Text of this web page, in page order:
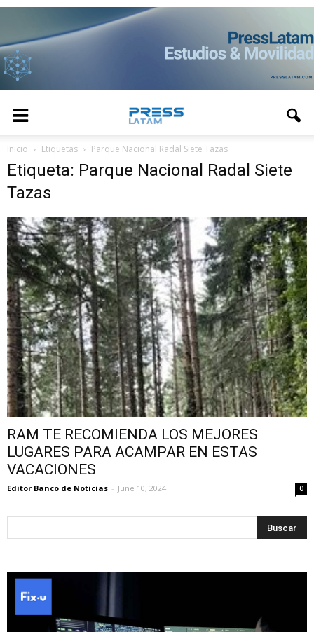
Inicio Etiquetas Parque Nacional Radal Siete Tazas
Etiqueta: Parque Nacional Radal Siete
Tazas
RAM TE RECOMIENDA LOS MEJORES
LUGARES PARA ACAMPAR EN ESTAS
VACACIONES
Editor Banco de Noticias - June 10, 2024 0